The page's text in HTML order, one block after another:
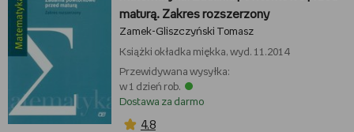
maturą. Zakres rozszerzony
Zamek-Gliszczyński Tomasz
Książki okładka miękka, wyd. 11.2014
Przewidywana wysyłka:
w 1 dzień rob.
Dostawa za darmo
4,8